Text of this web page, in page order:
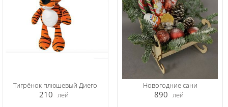
Тигрёнок плюшевый Диего
210 лей
Новогодние сани
890 лей